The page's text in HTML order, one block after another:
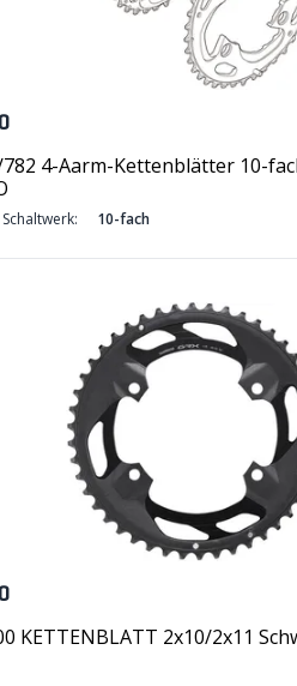
4-Aarm-Kettenblätter 10-
10-fach
KETTENBLATT 2x10/2x11